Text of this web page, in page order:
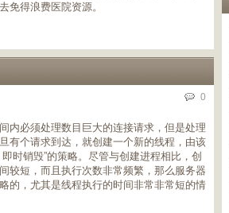
免得浪费医院资源。
0
内必须处理数目巨大的连接请求，但是处理
有个请求到达，就创建一个新的线程，由该
时销毁”的策略。尽管与创建进程相比，创
较短，而且执行次数非常频繁，那么服务器
的，尤其是线程执行的时间非常非常短的情